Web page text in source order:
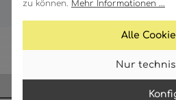
zu können. Mehr Informationen ...
Alle
Nur